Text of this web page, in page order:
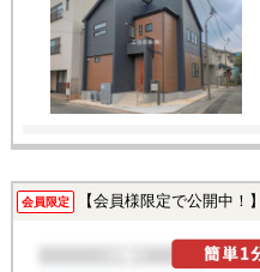
会員限定 【会員様限定で公開中！】